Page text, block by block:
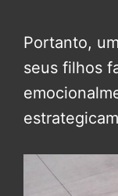
Portanto,
seus filhos